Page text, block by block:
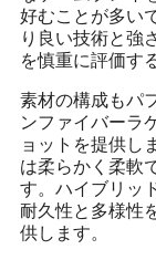
好むことが多い
り良い技術と強
を慎重に評価す
素材の構成もパ
ンファイバーラ
ョットを提供し
は柔らかく柔軟
す。ハイブリッ
耐久性と多様性
供します。